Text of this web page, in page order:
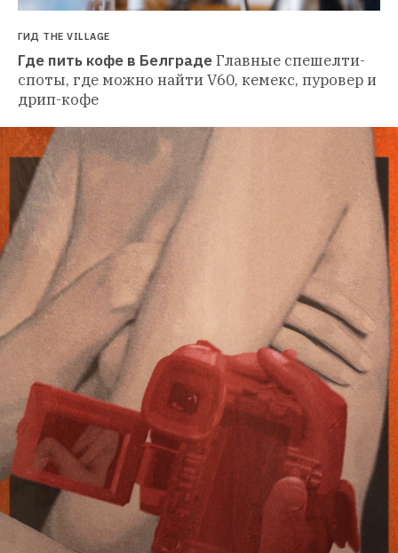
ГИД THE VILLAGE
Где пить кофе в БелградеГлавные спешелти-
споты, где можно найти V60, кемекс, пуровер и
дрип-кофе